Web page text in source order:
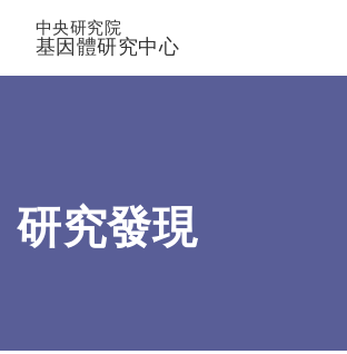
中央研究院
基因體研究中心
研究發現